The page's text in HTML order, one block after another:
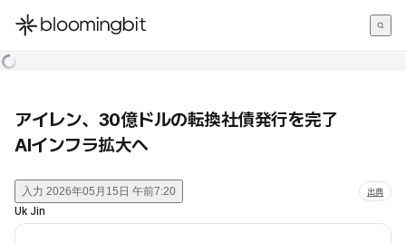
한국어
アイレン、30億ドルの転換社債発行を完了
AIインフラ拡大へ
入力 2026年05月15日 午前7:20 出典
Uk Jin